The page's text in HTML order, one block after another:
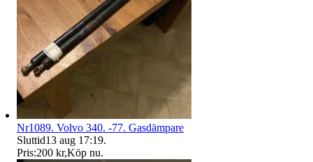
Nr1089. Volvo 340. -77. Gasdämpare
Sluttid13 aug 17:19.
Pris:200 kr,Köp nu.